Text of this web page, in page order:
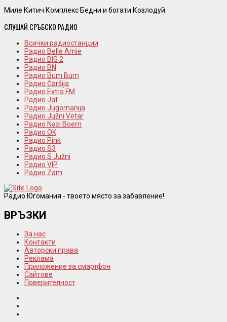
Миле Китич Комплекс Бедни и богати Козлодуй
СЛУШАЙ СРЪБСКО РАДИО
Всички радиостанции
Радио Belle Amie
Радио BIG 2
Радио BN
Радио Bum Bum
Радио Čaršija
Радио Extra FM
Радио Jat
Радио Jugomanija
Радио Južni Vetar
Радио Naxi Boem
Радио OK
Радио Pink
Радио S3
Радио S Južni
Радио VIP
Радио Zam
Радио Югомания - твоето място за забавление!
ВРЪЗКИ
За нас
Контакти
Авторски права
Реклама
Приложение за смартфон
Сайтове
Поверителност